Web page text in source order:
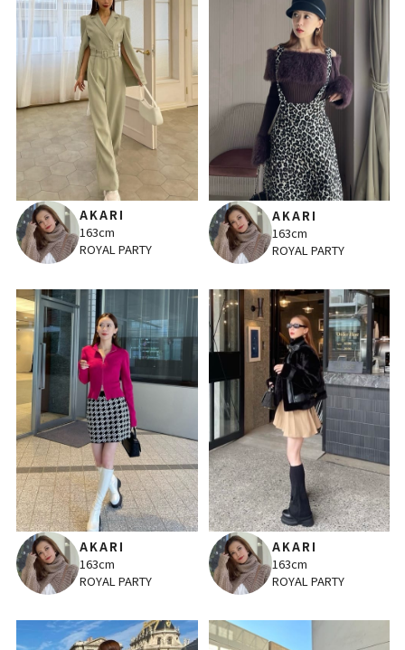
AKARI
163cm
ROYAL PARTY
AKARI
163cm
ROYAL PARTY
AKARI
163cm
ROYAL PARTY
AKARI
163cm
ROYAL PARTY